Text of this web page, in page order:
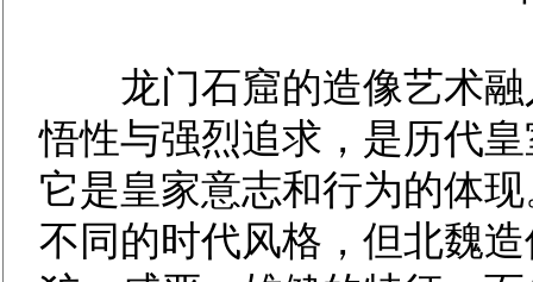
龙门石窟的造像艺术融
悟性与强烈追求，是历代
它是皇家意志和行为的体
不同的时代风格，但北魏